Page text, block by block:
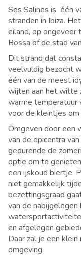
Ses Salines is één
stranden in Ibiza.
eiland, op ongeveer
Bossa of de stad
Dit strand dat
veelvuldig bezocht
één van de meest
wijten aan het witte
warme temperatuur
voor de kleintjes om
Omgeven door een
van de epicentra
gedurende de
optie om te
een ijskoud biertje.
niet gemakkelijk
bezettingsgraad
van de
en afgelegen
Daar zal je een
omgeving.